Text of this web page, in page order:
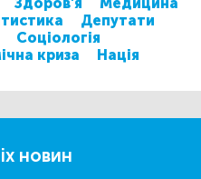
Депутати
Соціологія
криза Нація
новин